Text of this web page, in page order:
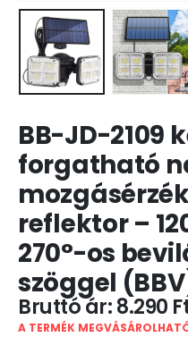
BB-JD-2109
forgatható
reflektor –
270°-os
szöggel
8.290
A TERMÉK